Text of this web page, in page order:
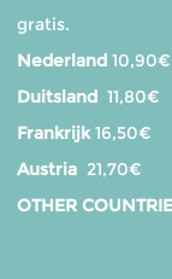
gratis.
Nederland10,90€
Duitsland11,80€
Frankrijk16,50€
Austria21,70€
OTHER